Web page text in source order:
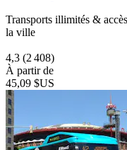
Transports illimités &
la ville
4,3 (2 408)
À partir de
45,09 $US